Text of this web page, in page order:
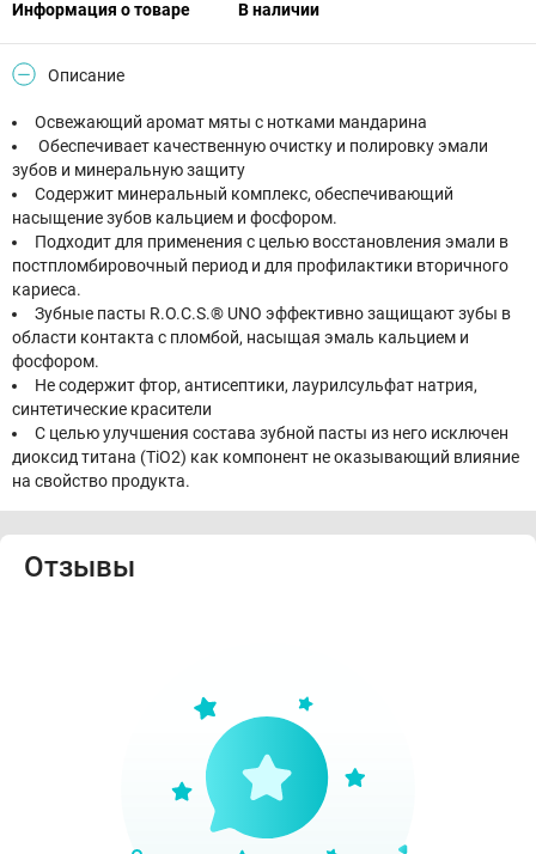
Информация о товаре В наличии
Описание
Освежающий аромат мяты с нотками мандарина
Обеспечивает качественную очистку и полировку эмали
зубов и минеральную защиту
Содержит минеральный комплекс, обеспечивающий
насыщение зубов кальцием и фосфором.
Подходит для применения с целью восстановления эмали в
постпломбировочный период и для профилактики вторичного
кариеса.
Зубные пасты R.O.C.S.® UNO эффективно защищают зубы в
области контакта с пломбой, насыщая эмаль кальцием и
фосфором.
Не содержит фтор, антисептики, лаурилсульфат натрия,
синтетические красители
С целью улучшения состава зубной пасты из него исключен
диоксид титана (TiO2) как компонент не оказывающий влияние
на свойство продукта.
Отзывы